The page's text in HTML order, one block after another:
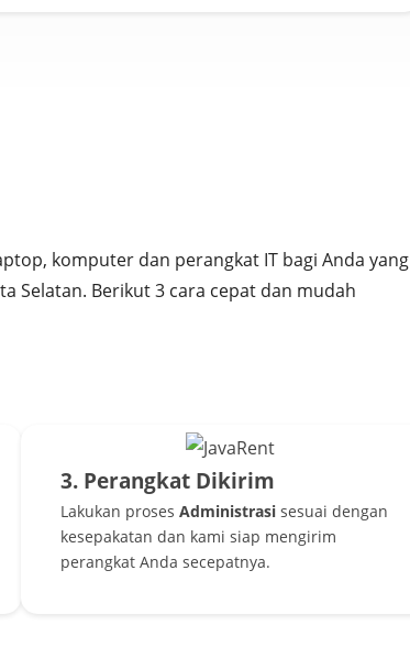
komputer dan perangkat IT bagi Anda yang
Selatan. Berikut 3 cara cepat dan mudah
3. Perangkat Dikirim
Lakukan proses Administrasi sesuai dengan
kesepakatan dan kami siap mengirim
perangkat Anda secepatnya.